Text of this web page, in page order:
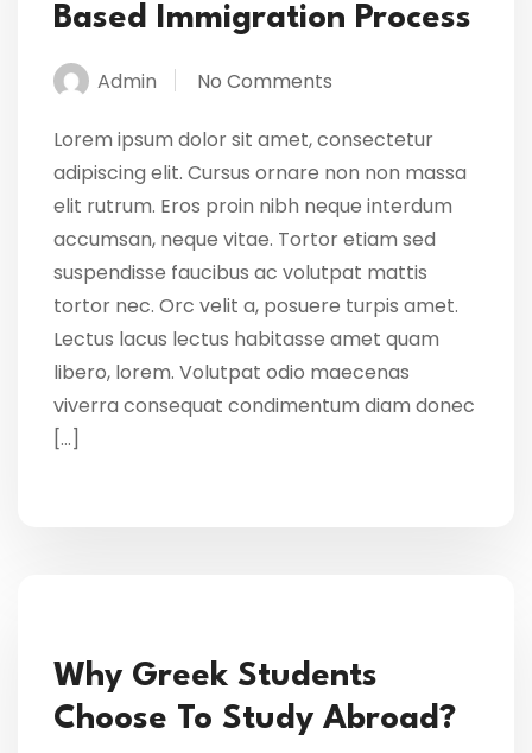
Based Immigration Process
Admin No Comments
Lorem ipsum dolor sit amet, consectetur
adipiscing elit. Cursus ornare non non massa
elit rutrum. Eros proin nibh neque interdum
accumsan, neque vitae. Tortor etiam sed
suspendisse faucibus ac volutpat mattis
tortor nec. Orc velit a, posuere turpis amet.
Lectus lacus lectus habitasse amet quam
libero, lorem. Volutpat odio maecenas
viverra consequat condimentum diam donec
[…]
Why Greek Students
Choose To Study Abroad?